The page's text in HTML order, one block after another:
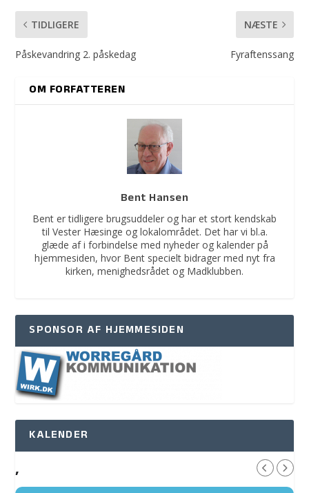
TIDLIGERE
Påskevandring 2. påskedag
NÆSTE
Fyraftenssang
OM FORFATTEREN
Bent Hansen
Bent er tidligere brugsuddeler og har et stort kendskab
til Vester Hæsinge og lokalområdet. Det har vi bl.a.
glæde af i forbindelse med nyheder og kalender på
hjemmesiden, hvor Bent specielt bidrager med nyt fra
kirken, menighedsrådet og Madklubben.
SPONSOR AF HJEMMESIDEN
KALENDER
,